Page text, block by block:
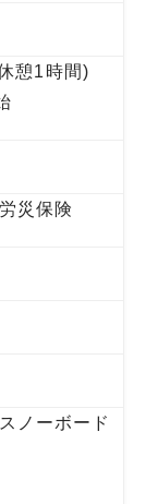
憩1時間)
災保険
ノーボード